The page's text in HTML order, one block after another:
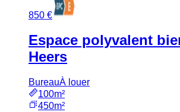
850 €
Espace polyvalent
Heers
BureauÀ louer
100m²
450m²